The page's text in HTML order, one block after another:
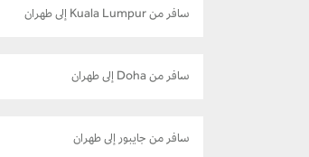
سافر من Kuala Lumpur إلى طهران
سافر من Doha إلى طهران
سافر من جايبور إلى طهران